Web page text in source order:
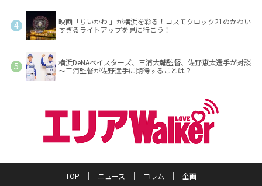
映画「ちいかわ 」が横浜を彩る！コスモクロック21のかわい
すぎるライトアップを見に行こう！
横浜DeNAベイスターズ、三浦大輔監督、佐野恵太選手が対談
～三浦監督が佐野選手に期待することは？
TOP ニュース コラム 企画